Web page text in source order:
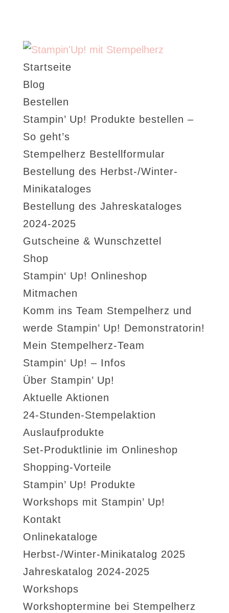
Startseite
Blog
Bestellen
Stampin’ Up! Produkte bestellen –
So geht’s
Stempelherz Bestellformular
Bestellung des Herbst-/Winter-
Minikataloges
Bestellung des Jahreskataloges
2024-2025
Gutscheine & Wunschzettel
Shop
Stampin‘ Up! Onlineshop
Mitmachen
Komm ins Team Stempelherz und
werde Stampin’ Up! Demonstratorin!
Mein Stempelherz-Team
Stampin‘ Up! – Infos
Über Stampin’ Up!
Aktuelle Aktionen
24-Stunden-Stempelaktion
Auslaufprodukte
Set-Produktlinie im Onlineshop
Shopping-Vorteile
Stampin’ Up! Produkte
Workshops mit Stampin’ Up!
Kontakt
Onlinekataloge
Herbst-/Winter-Minikatalog 2025
Jahreskatalog 2024-2025
Workshops
Workshoptermine bei Stempelherz